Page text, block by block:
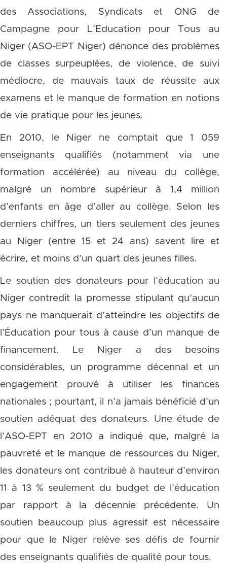
des Associations, Syndicats et ONG de
Campagne pour L’Education pour Tous au
Niger (ASO-EPT Niger) dénonce des problèmes
de classes surpeuplées, de violence, de suivi
médiocre, de mauvais taux de réussite aux
examens et le manque de formation en notions
de vie pratique pour les jeunes.
En 2010, le Niger ne comptait que 1 059
enseignants qualifiés (notamment via une
formation accélérée) au niveau du collège,
malgré un nombre supérieur à 1,4 million
d’enfants en âge d’aller au collège. Selon les
derniers chiffres, un tiers seulement des jeunes
au Niger (entre 15 et 24 ans) savent lire et
écrire, et moins d’un quart des jeunes filles.
Le soutien des donateurs pour l’éducation au
Niger contredit la promesse stipulant qu’aucun
pays ne manquerait d’atteindre les objectifs de
l’Éducation pour tous à cause d’un manque de
financement. Le Niger a des besoins
considérables, un programme décennal et un
engagement prouvé à utiliser les finances
nationales ; pourtant, il n’a jamais bénéficié d’un
soutien adéquat des donateurs. Une étude de
l’ASO-EPT en 2010 a indiqué que, malgré la
pauvreté et le manque de ressources du Niger,
les donateurs ont contribué à hauteur d’environ
11 à 13 % seulement du budget de l’éducation
par rapport à la décennie précédente. Un
soutien beaucoup plus agressif est nécessaire
pour que le Niger relève ses défis de fournir
des enseignants qualifiés de qualité pour tous.